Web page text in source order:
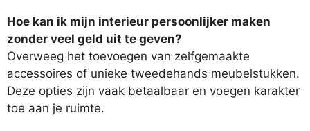
Hoe kan ik mijn interieur persoonlijker maken
zonder veel geld uit te geven?
Overweeg het toevoegen van zelfgemaakte
accessoires of unieke tweedehands meubelstukken.
Deze opties zijn vaak betaalbaar en voegen karakter
toe aan je ruimte.